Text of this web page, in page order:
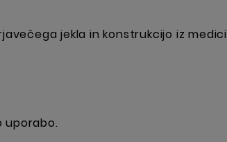
jekla in konstrukcijo iz
uporabo.